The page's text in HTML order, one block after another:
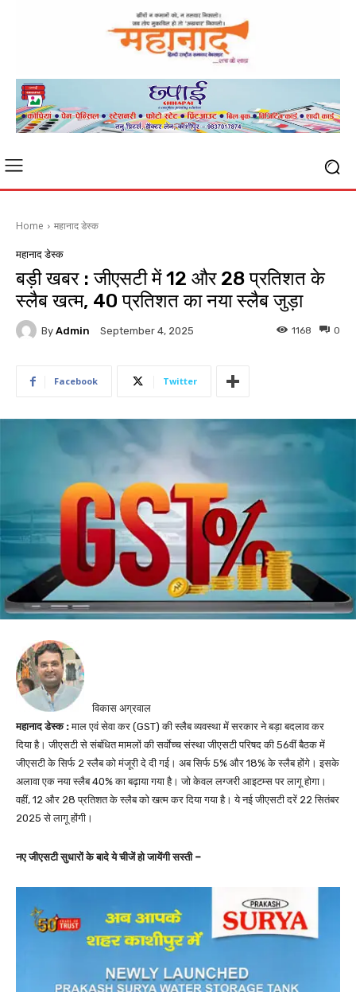
Home महानाद डेस्क
महानाद डेस्क
बड़ी खबर : जीएसटी में 12 और 28 प्रतिशत के
स्लैब खत्म, 40 प्रतिशत का नया स्लैब जुड़ा
By Admin September 4, 2025 0
1168
Facebook Twitter
विकास अग्रवाल
महानाद डेस्क :माल एवं सेवा कर (GST) की स्लैब व्यवस्था में सरकार ने बड़ा बदलाव कर
दिया है। जीएसटी से संबंधित मामलों की सर्वाेच्च संस्था जीएसटी परिषद की 56वीं बैठक में
जीएसटी के सिर्फ 2 स्लैब को मंजूरी दे दी गई। अब सिर्फ 5% और 18% के स्लैब होंगे। इसके
अलावा एक नया स्लैब 40% का बढ़ाया गया है। जो केवल लग्जरी आइटम्स पर लागू होगा।
वहीं, 12 और 28 प्रतिशत के स्लैब को खत्म कर दिया गया है। ये नई जीएसटी दरें 22 सितंबर
2025 से लागू होंगी।
नए जीएसटी सुधारों के बादे ये चीजें हो जायेंगी सस्ती –